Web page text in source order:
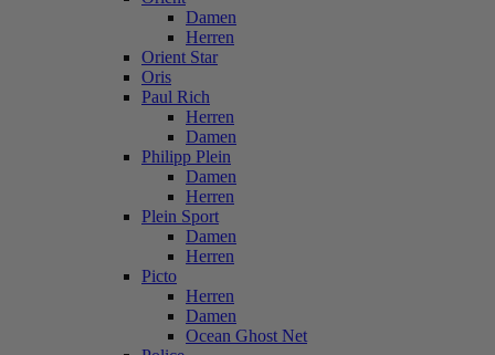
Damen
Herren
Orient Star
Oris
Paul Rich
Herren
Damen
Philipp Plein
Damen
Herren
Plein Sport
Damen
Herren
Picto
Herren
Damen
Ocean Ghost Net